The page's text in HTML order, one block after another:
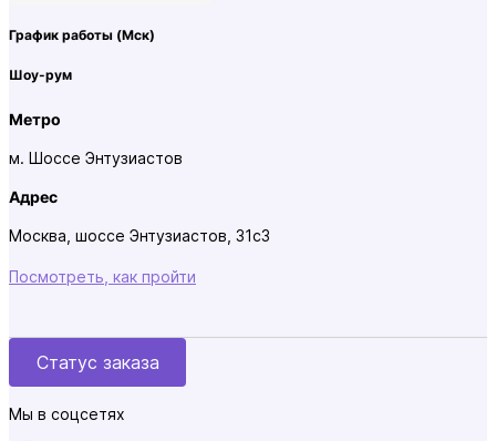
График работы (Мск)
Шоу-рум
Метро
м. Шоссе Энтузиастов
Адрес
Москва, шоссе Энтузиастов, 31с3
Посмотреть, как пройти
Статус заказа
Мы в соцсетях